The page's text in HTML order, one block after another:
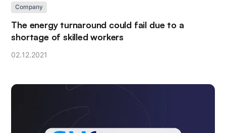
Company
The energy turnaround could fail due to a
shortage of skilled workers
02.12.2021